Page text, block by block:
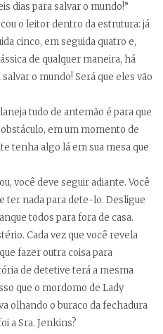
dias para salvar o mundo!”
o leitor dentro da estrutura: já
cinco, em seguida quatro e,
de qualquer maneira, há
o mundo! Será que eles vão
tudo de antemão é para que
em um momento de
tenha algo lá em sua mesa que
você deve seguir adiante. Você
ter nada para dete-lo. Desligue
todos para fora de casa.
Cada vez que você revela
fazer outra coisa para
de detetive terá a mesma
que o mordomo de Lady
olhando o buraco da fechadura
a Sra. Jenkins?